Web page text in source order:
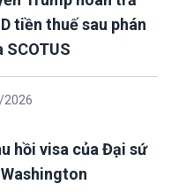
tiền thuế sau phán
SCOTUS
2026
hồi visa của Đại sứ